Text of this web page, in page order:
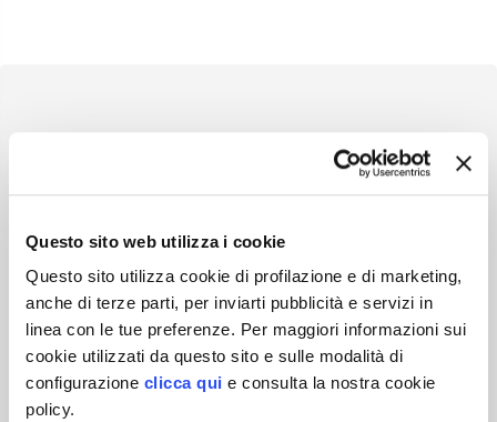
Questo sito web utilizza i cookie
Questo sito utilizza cookie di profilazione e di marketing,
anche di terze parti, per inviarti pubblicità e servizi in
linea con le tue preferenze. Per maggiori informazioni sui
cookie utilizzati da questo sito e sulle modalità di
configurazione clicca qui e consulta la nostra cookie
policy.
Newsletter
esigenze.
ISCRIVITI